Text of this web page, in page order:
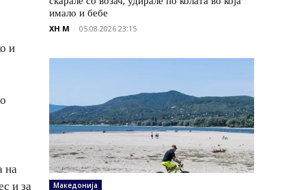
и
на
и за
имало и бебе
XH M - 05.08.2026 23:15
Македонија